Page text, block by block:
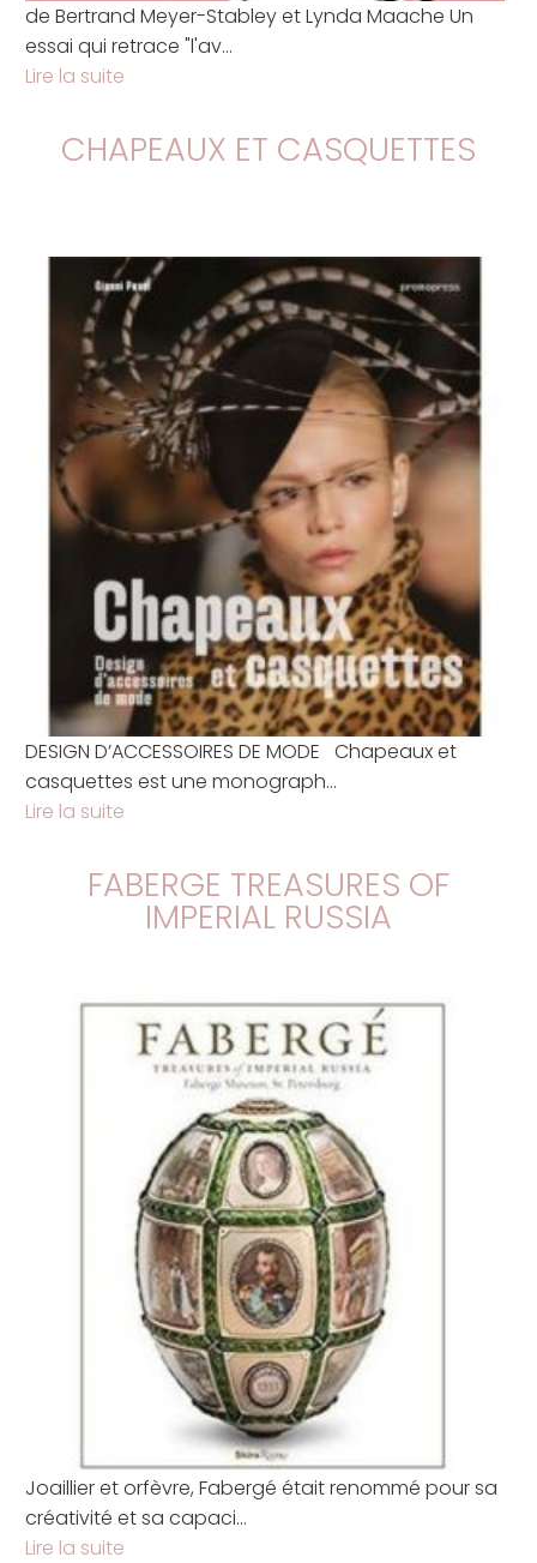
de Bertrand Meyer-Stabley et Lynda Maache Un
essai qui retrace "l'av...
Lire la suite
CHAPEAUX ET CASQUETTES
DESIGN D’ACCESSOIRES DE MODE Chapeaux et
casquettes est une monograph...
Lire la suite
FABERGE TREASURES OF
IMPERIAL RUSSIA
Joaillier et orfèvre, Fabergé était renommé pour sa
créativité et sa capaci...
Lire la suite